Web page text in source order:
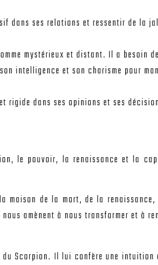
dans ses relations et ressentir de la
mystérieux et distant. Il a besoin
intelligence et son charisme pour
dans ses opinions et ses
le pouvoir, la renaissance et la
de la mort, de la
amènent à nous transformer et à
Scorpion. Il lui confère une